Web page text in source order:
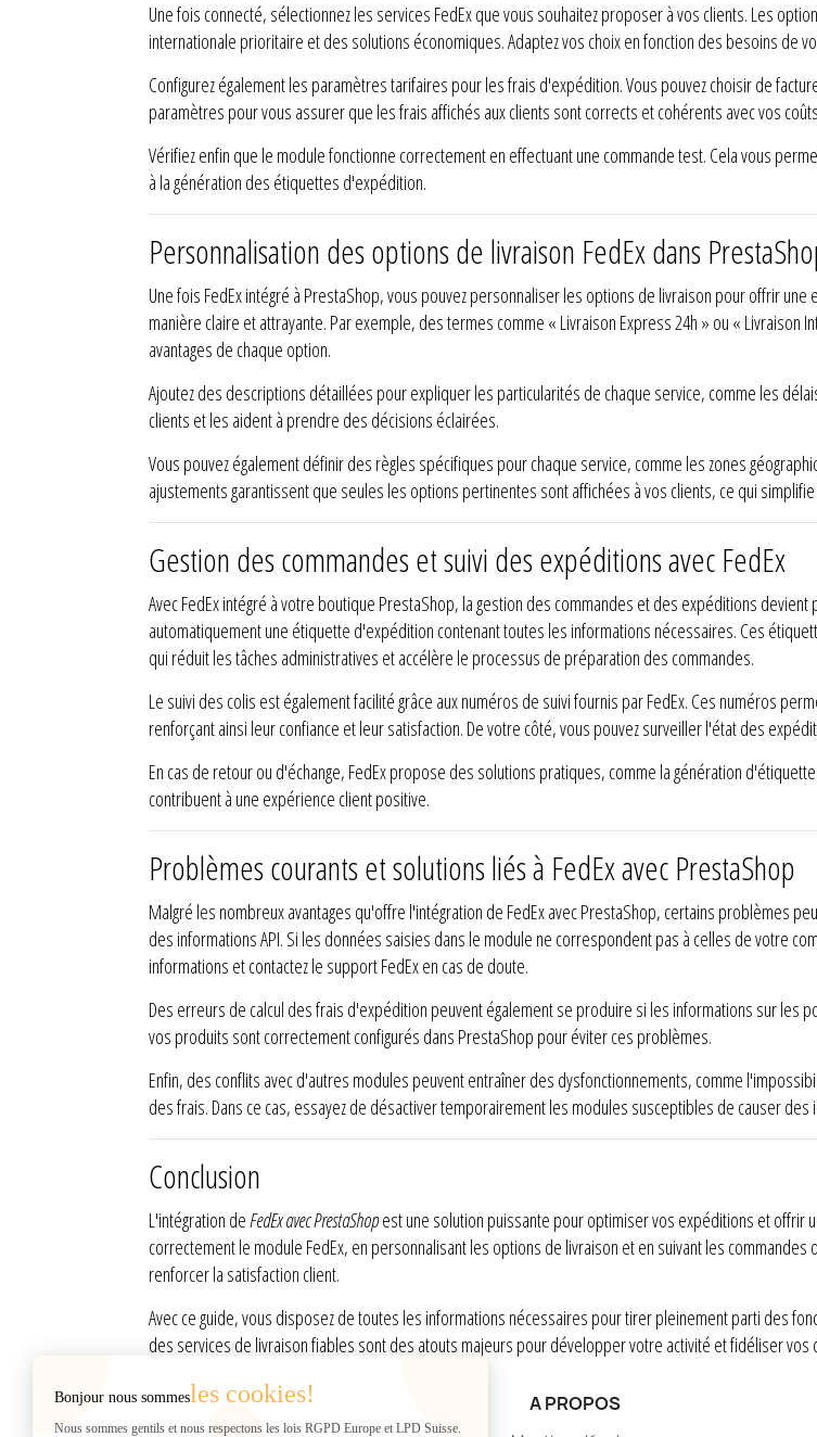
Une fois connecté, sélectionnez les services FedEx que vous souhaitez proposer à vos clients. Les
internationale prioritaire et des solutions économiques. Adaptez vos choix en fonction des besoins de
Configurez également les paramètres tarifaires pour les frais d'expédition. Vous pouvez choisir de
paramètres pour vous assurer que les frais affichés aux clients sont corrects et cohérents avec vos
Vérifiez enfin que le module fonctionne correctement en effectuant une commande test. Cela vous
à la génération des étiquettes d'expédition.
Personnalisation des options de livraison FedEx dans
Une fois FedEx intégré à PrestaShop, vous pouvez personnaliser les options de livraison pour offrir
manière claire et attrayante. Par exemple, des termes comme « Livraison Express 24h » ou «
avantages de chaque option.
Ajoutez des descriptions détaillées pour expliquer les particularités de chaque service, comme les
clients et les aident à prendre des décisions éclairées.
Vous pouvez également définir des règles spécifiques pour chaque service, comme les zones
ajustements garantissent que seules les options pertinentes sont affichées à vos clients, ce qui
Gestion des commandes et suivi des expéditions avec FedEx
Avec FedEx intégré à votre boutique PrestaShop, la gestion des commandes et des expéditions
automatiquement une étiquette d'expédition contenant toutes les informations nécessaires. Ces
qui réduit les tâches administratives et accélère le processus de préparation des commandes.
Le suivi des colis est également facilité grâce aux numéros de suivi fournis par FedEx. Ces numéros
renforçant ainsi leur confiance et leur satisfaction. De votre côté, vous pouvez surveiller l'état des
En cas de retour ou d'échange, FedEx propose des solutions pratiques, comme la génération
contribuent à une expérience client positive.
Problèmes courants et solutions liés à FedEx avec PrestaShop
Malgré les nombreux avantages qu'offre l'intégration de FedEx avec PrestaShop, certains problèmes
des informations API. Si les données saisies dans le module ne correspondent pas à celles de votre
informations et contactez le support FedEx en cas de doute.
Des erreurs de calcul des frais d'expédition peuvent également se produire si les informations sur les
vos produits sont correctement configurés dans PrestaShop pour éviter ces problèmes.
Enfin, des conflits avec d'autres modules peuvent entraîner des dysfonctionnements, comme
des frais. Dans ce cas, essayez de désactiver temporairement les modules susceptibles de causer
Conclusion
L'intégration deFedEx avec PrestaShopest une solution puissante pour optimiser vos expéditions et offrir
correctement le module FedEx, en personnalisant les options de livraison et en suivant les
renforcer la satisfaction client.
Avec ce guide, vous disposez de toutes les informations nécessaires pour tirer pleinement parti des
des services de livraison fiables sont des atouts majeurs pour développer votre activité et fidéliser vos
INFORMATIONS
Web2007
A PROPOS
Bonjour nous sommesles cookies!
Nous sommes gentils et nous respectons les lois RGPD Europe et LPD Suisse.